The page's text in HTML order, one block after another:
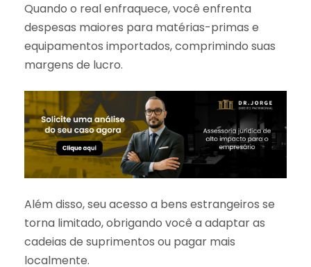
Quando o real enfraquece, você enfrenta
despesas maiores para matérias-primas e
equipamentos importados, comprimindo suas
margens de lucro.
Além disso, seu acesso a bens estrangeiros se
torna limitado, obrigando você a adaptar as
cadeias de suprimentos ou pagar mais
localmente.